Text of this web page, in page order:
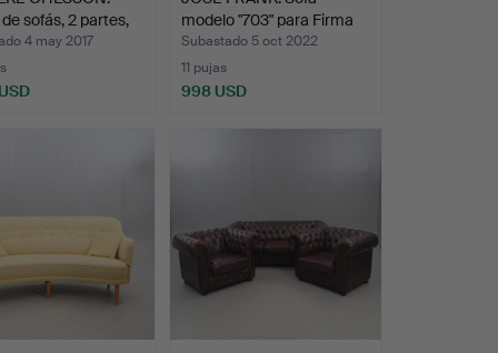
sofás, 2 partes,
4 may 2017
modelo "703" para Firma
S…
Subastado 5 oct 2022
11 pujas
998 USD